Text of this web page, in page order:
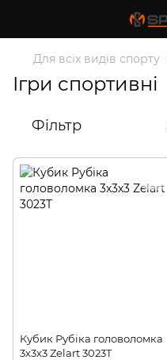
Для всіх видів спорту
Ігри спортивні
Фільтр
Кубик Рубіка головоломка
3х3х3 Zelart 3023T